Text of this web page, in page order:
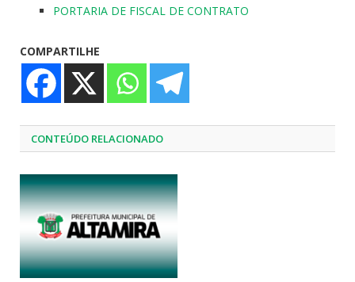
PORTARIA DE FISCAL DE CONTRATO
COMPARTILHE
CONTEÚDO RELACIONADO